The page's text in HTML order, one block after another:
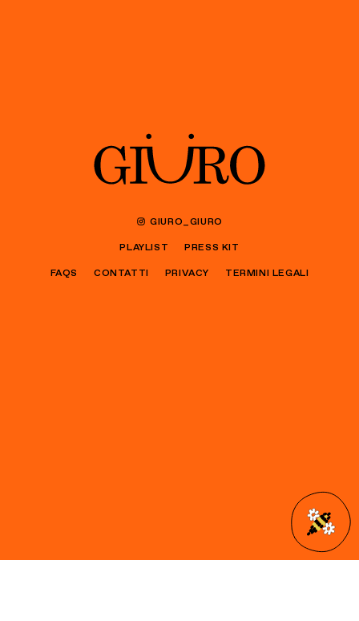
GIURO_GIURO
PLAYLIST
PRESS KIT
FAQS
CONTATTI PRIVACY TERMINI LEGALI